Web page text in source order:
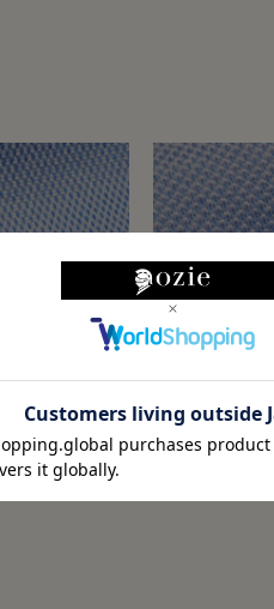
ストレス
きり見せるシルエットで
付け感のない設計。
快適さを両立した無理の
も、一枚でも、 落ち着い
ら快適に着用できます。
レッチが、
ノンストレ
チが、自然な伸びで体の
スフリーな着心地が続き
ます。
カムメッシュ
商品一覧
鹿の子
商品一覧